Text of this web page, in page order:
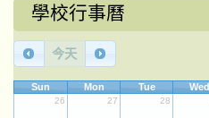
學校行事曆
今天
Sun Mon Tue Wed
26 27 28